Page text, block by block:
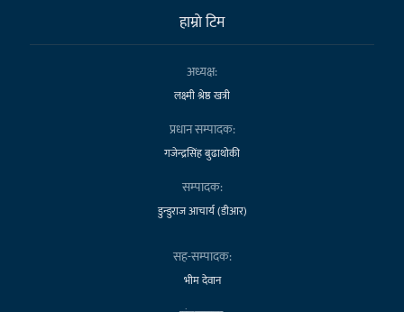
हाम्राे टिम
अध्यक्ष:
लक्ष्मी श्रेष्ठ खत्री
प्रधान सम्पादक:
गजेन्द्रसिंह बुढाथोकी
सम्पादक:
डुन्डुराज आचार्य (डीआर)
सह-सम्पादक:
भीम देवान